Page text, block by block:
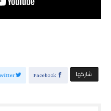
‫‫ شاركها‬ Facebook